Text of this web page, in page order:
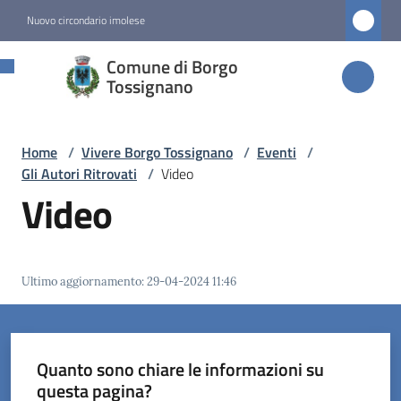
Nuovo circondario imolese
Comune di Borgo
Tossignano
Comune di
Borgo
Servizi
Vivere
Borgo
Tossignano
Home / Vivere Borgo Tossignano / Eventi /
Gli Autori Ritrovati / Video
Video
Ultimo aggiornamento:29-04-2024 11:46
Quanto sono chiare le informazioni su
questa pagina?